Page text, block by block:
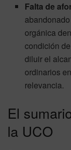
Falta de
orgánica
condición
diluir el
ordinarios
relevancia.
El
la UCO